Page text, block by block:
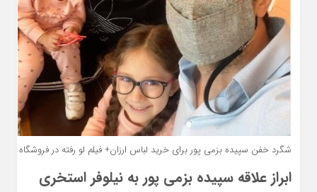
شگرد خفن سپیده بزمی پور برای خرید لباس ارزان+ فیلم لو رفته در فروشگاه
ابراز علاقه سپیده بزمی پور به نیلوفر استخری